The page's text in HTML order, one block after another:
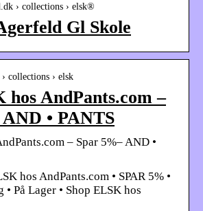
› collections › elsk®
Gl Skole
collections › elsk
hos AndPants.com –
• PANTS
– Spar 5%– AND •
hos AndPants.com • SPAR 5% •
På Lager • Shop ELSK hos